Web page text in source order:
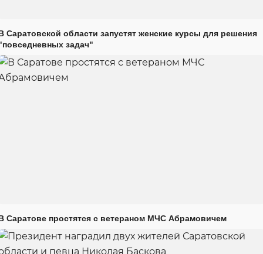
Саратовской области запустят женские курсы для решения
задач"
Саратове простятся с ветераном МЧС Абрамовичем